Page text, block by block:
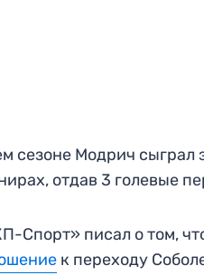
сезоне Модрич сыграл
отдав 3 голевые
Спорт» писал о том,
к переходу